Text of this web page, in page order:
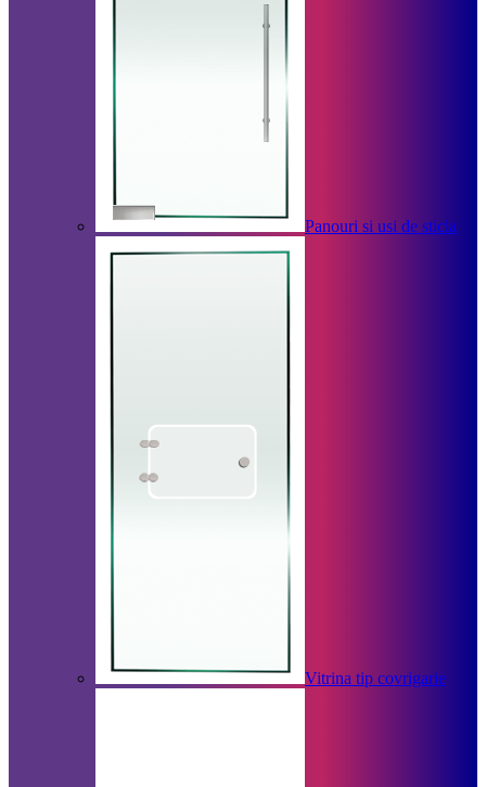
Panouri si usi de sticla
Vitrina tip covrigarie